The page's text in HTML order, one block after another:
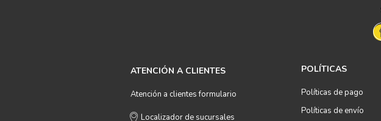
ATENCIÓN A CLIENTES
Atención a clientes formulario
Localizador de sucursales
POLÍTICAS
Políticas de pago
Políticas de envío